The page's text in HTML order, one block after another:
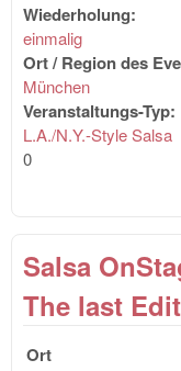
Wiederholung:
einmalig
Ort / Region des
München
Veranstaltungs-Typ:
L.A./N.Y.-Style Salsa
0
Salsa
The last
Ort